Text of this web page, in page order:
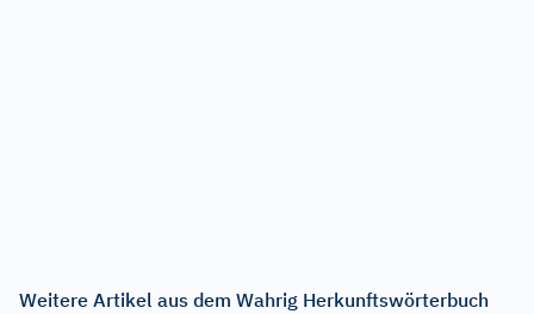
Weitere Artikel aus dem Wahrig Herkunftswörterbuch